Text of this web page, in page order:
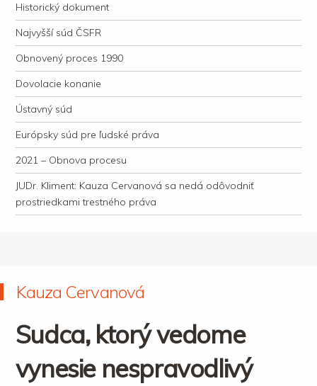
Historický dokument
Najvyšší súd ČSFR
Obnovený proces 1990
Dovolacie konanie
Ústavný súd
Európsky súd pre ľudské práva
2021 – Obnova procesu
JUDr. Kliment: Kauza Cervanová sa nedá odôvodniť
prostriedkami trestného práva
Kauza Cervanová
Sudca, ktorý vedome
vynesie nespravodlivý